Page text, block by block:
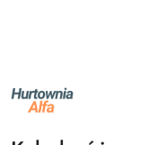
NAZWA
PRODUCENTA:
ALFA